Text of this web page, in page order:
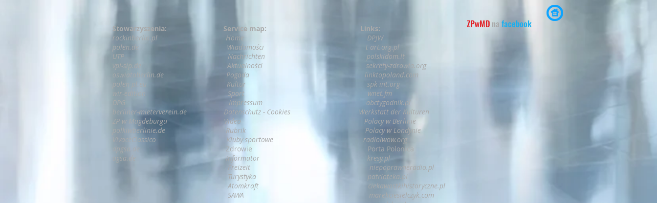
Stowarzyszenia: Service map:
Links:
rockinberlin.pl
Home
DPJW
polen.de
Wiadomości
t-art.org.pl
UTP
Nachrichten
polskidom.lt
vpi-sip.de
Aktualności
sekrety-zdrowia.org
oswiataberlin.de
Pogoda
linktopoland.com
polen-pl.eu
Kultur
spk-int.org
wir-edition
Sport
wnet.fm
DPG
Impressum
abctygodnik.pl
berliner-mieterverein.de
Datenschutz - Cookies
Werkstatt der Kulturen
ZP w Magdeburgu
Video Polacy w Berlinie
polkiwberlinie.de
Rubrik
Polacy w Londynie
VivaceClassico
Kluby sportowe
radiolwow.org
dpgsa.de
Zdrowie
Porta Polonica
agsa.de
Informator
kresy.pl
Freizeit
niepoprawneradio.pl
Turystyka
patrioteka.pl
Atomkraft
ciekawostkihistoryczne.pl
SAWA
marekciesielczyk.com
ZPwMD na facebook